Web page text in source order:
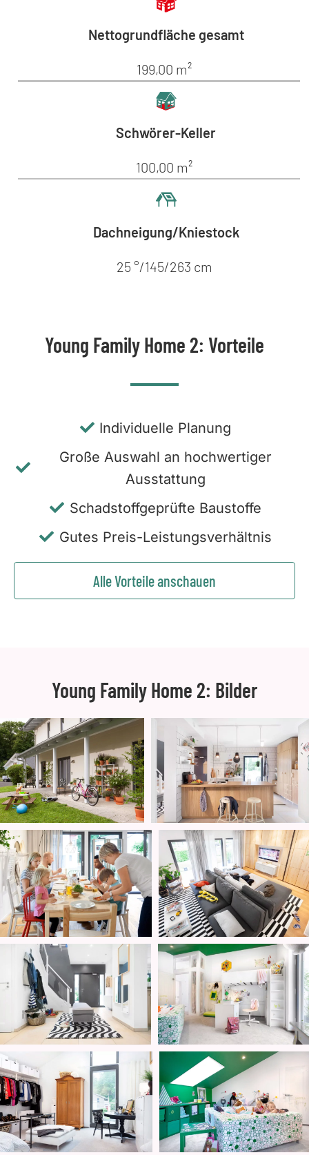
Nettogrundfläche gesamt
199,00 m²
Schwörer-Keller
100,00 m²
Dachneigung/Kniestock
25 °/145/263 cm
Young Family Home 2: Vorteile
Individuelle Planung
Große Auswahl an hochwertiger
Ausstattung
Schadstoffgeprüfte Baustoffe
Gutes Preis-Leistungsverhältnis
Alle Vorteile anschauen
Young Family Home 2: Bilder